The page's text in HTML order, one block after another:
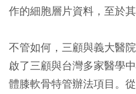
作的細胞層片資料，至於
不管如何，三顧與義大醫
啟了三顧與台灣多家醫學
體膝軟骨特管辦法項目。